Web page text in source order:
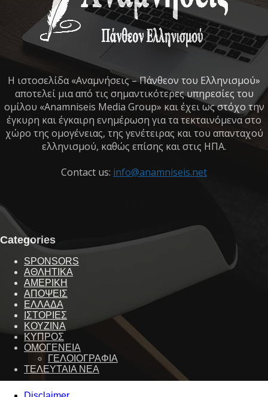
Η ιστοσελίδα «Αναμνήσεις – Πάνθεον του Ελληνισμού»
αποτελεί μια από τις σημαντικότερες υπηρεσίες του
ομίλου «Anamniseis Media Group» και έχει ως στόχο την
έγκυρη και έγκαιρη ενημέρωση για τα τεκταινόμενα στο
χώρο της ομογένειας, της γενέτειρας και του απανταχού
ελληνισμού, καθώς επίσης και στις ΗΠΑ.
Contact us: info@anamniseis.net
Categories
SPONSORS
ΑΘΛΗΤΙΚΑ
ΑΜΕΡΙΚΗ
ΑΠΟΨΕΙΣ
ΕΛΛΑΔΑ
ΙΣΤΟΡΙΕΣ
ΚΟΥΖΙΝΑ
ΚΥΠΡΟΣ
ΟΜΟΓΕΝΕΙΑ
ΓΕΛΟΙΟΓΡΑΦΙΑ
ΤΕΛΕΥΤΑΙΑ ΝΕΑ